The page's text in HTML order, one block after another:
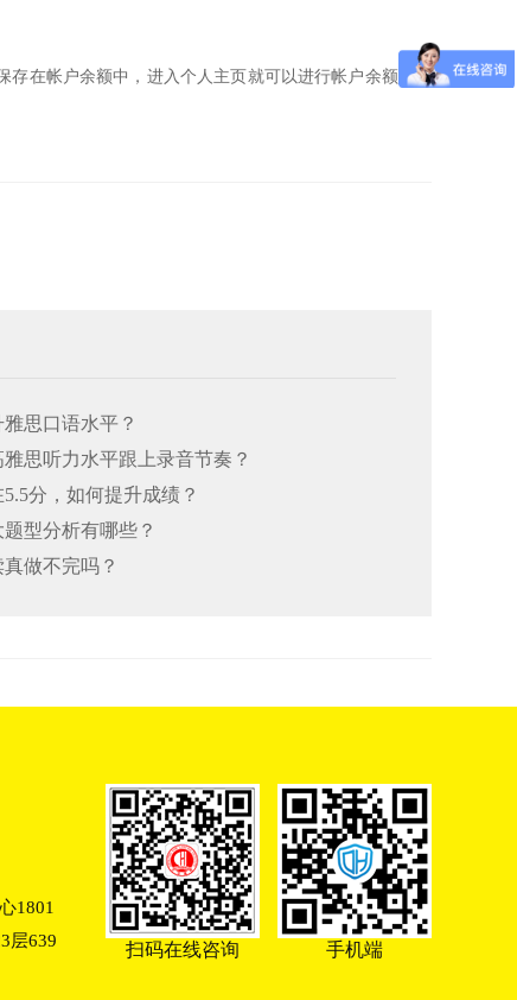
在帐户余额中，进入个人主页就可以进行帐户余额的查
思口语水平？
雅思听力水平跟上录音节奏？
分，如何提升成绩？
型分析有哪些？
做不完吗？
1801
层639
扫码在线咨询 手机端